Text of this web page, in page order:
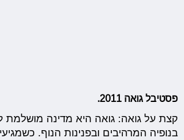
פסטיבל גואה 2011.
קצת על גואה: גואה היא מדינה מושלמת
בנופיה המרהיבים ובפנינות הנוף.